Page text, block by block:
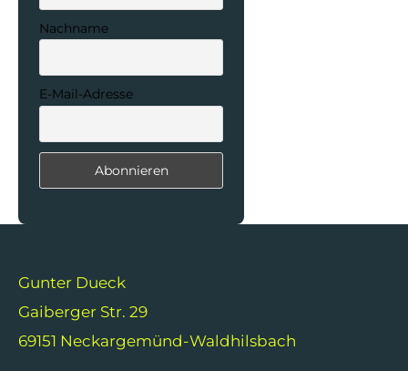
Nachname
E-Mail-Adresse
Gunter Dueck
Gaiberger Str. 29
69151 Neckargemünd-Waldhilsbach